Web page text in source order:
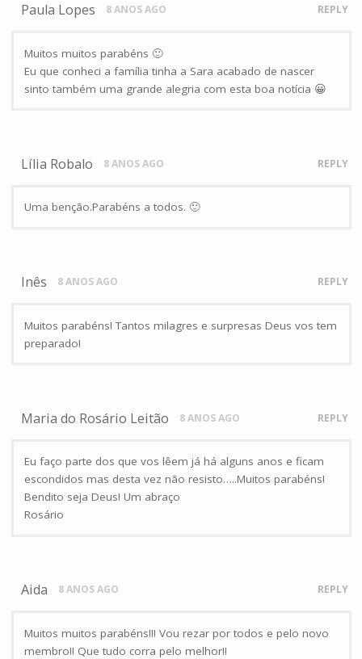
Paula Lopes 8 ANOS AGO REPLY
Muitos muitos parabéns 🙂
Eu que conheci a família tinha a Sara acabado de nascer
sinto também uma grande alegria com esta boa notícia 😀
Lília Robalo 8 ANOS AGO REPLY
Uma benção.Parabéns a todos. 🙂
Inês 8 ANOS AGO REPLY
Muitos parabéns! Tantos milagres e surpresas Deus vos tem
preparado!
Maria do Rosário Leitão 8 ANOS AGO REPLY
Eu faço parte dos que vos lêem já há alguns anos e ficam
escondidos mas desta vez não resisto…..Muitos parabéns!
Bendito seja Deus! Um abraço
Rosário
Aida 8 ANOS AGO REPLY
Muitos muitos parabéns!!! Vou rezar por todos e pelo novo
membro!! Que tudo corra pelo melhor!!